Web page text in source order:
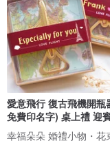
愛意飛行 復古飛機開瓶
免費印名字) 桌上禮 迎
幸福朵朵 婚禮小物・花